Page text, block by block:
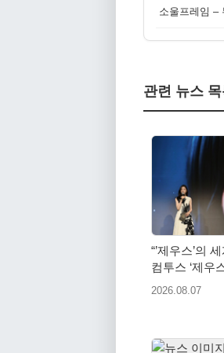
소울프레임 –
관련 뉴스
“’제우스’의
컴투스 ‘제우
이스 찾은 배
2026.08.07